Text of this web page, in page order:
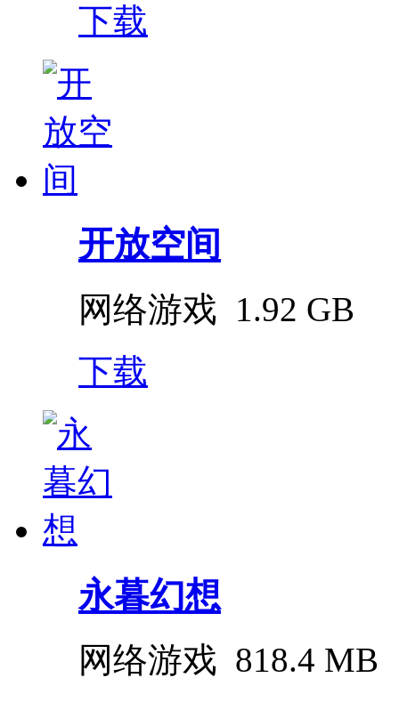
下载
开放空间
网络游戏 1.92 GB
下载
永暮幻想
网络游戏 818.4 MB